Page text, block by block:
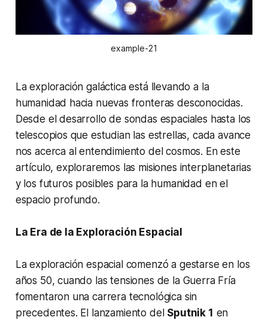
example-21
La exploración galáctica está llevando a la
humanidad hacia nuevas fronteras desconocidas.
Desde el desarrollo de sondas espaciales hasta los
telescopios que estudian las estrellas, cada avance
nos acerca al entendimiento del cosmos. En este
artículo, exploraremos las misiones interplanetarias
y los futuros posibles para la humanidad en el
espacio profundo.
La Era de la Exploración Espacial
La exploración espacial comenzó a gestarse en los
años 50, cuando las tensiones de la Guerra Fría
fomentaron una carrera tecnológica sin
precedentes. El lanzamiento del Sputnik 1 en